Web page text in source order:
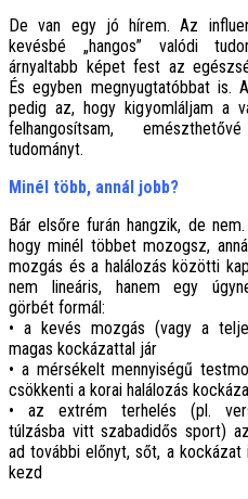
De van egy jó hírem. Az
kevésbé „hangos” valódi
árnyaltabb képet fest az
És egyben megnyugtatóbbat is.
pedig az, hogy kigyomláljam a
felhangosítsam,
tudományt.
Minél több, annál jobb?
Bár elsőre furán hangzik, de
hogy minél többet mozogsz,
mozgás és a halálozás közötti
nem lineáris, hanem egy
görbét formál:
• a kevés mozgás (vagy a
magas kockázattal jár
• a mérsékelt mennyiségű
csökkenti a korai halálozás
• az extrém terhelés (pl.
túlzásba vitt szabadidős sport)
ad további előnyt, sőt, a kockázat
kezd